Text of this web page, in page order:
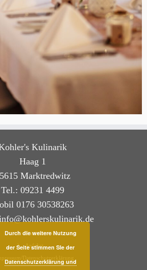
Kulinarik
Haag 1
Marktredwitz
Tel.: 09231 4499
0176 30538263
Kontakt
Anfahrt
Durch die weitere Nutzung
der Seite stimmen SIe der
Datenschutzerklärung und